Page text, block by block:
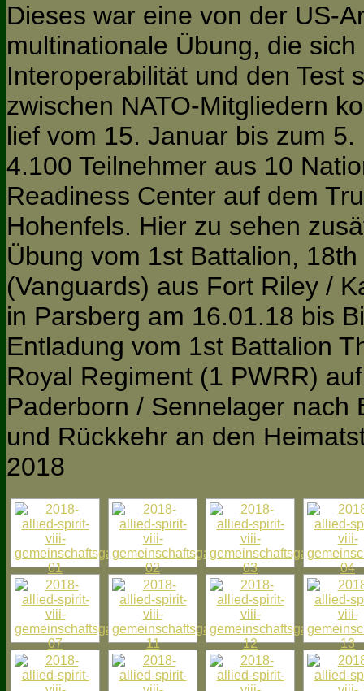
Dieses war eine von der US-
multinationale Übung, die
Interoperabilität und den Test
zwischen NATO-Mitgliedern
lief vom 15. Januar bis zum
4.100 Teilnehmer aus 10
Readiness Center auf dem
Hohenfels. Hier zu sehen
Übung vom 1st Battalion,
(Vanguards) aus Fort Riley /
in Parsberg am 16.01.18 bis
Entladung vom 1st Battalion
Royal Regiment (1 PWRR)
Paderborn / Sennelager nach
und Rückkehr an den
2018